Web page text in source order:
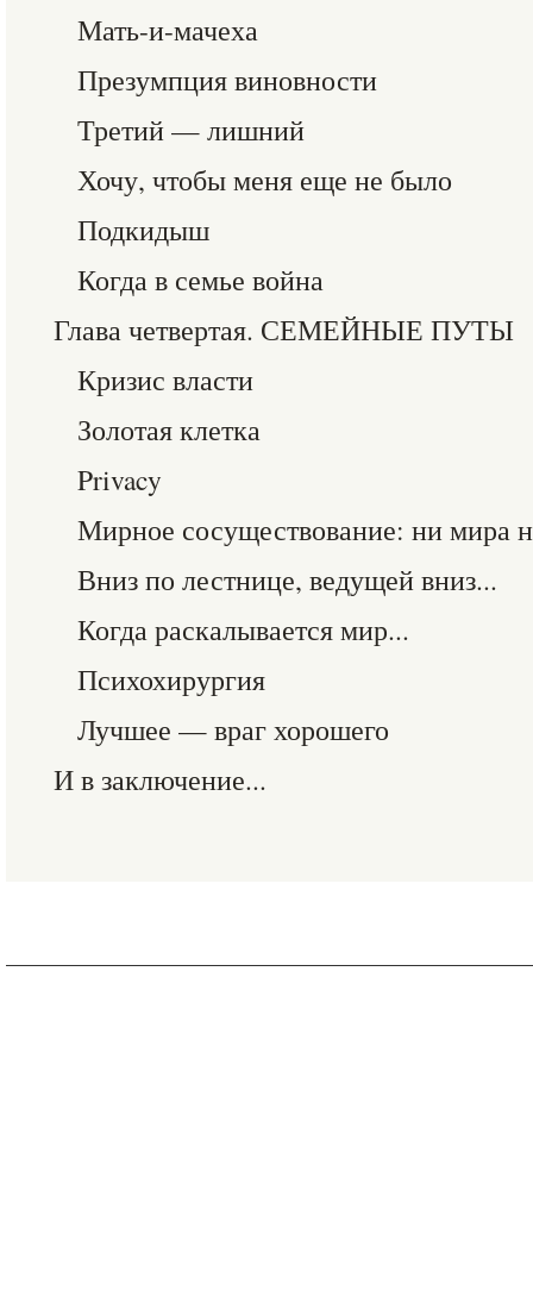
Мать-и-мачеха
Презумпция виновности
Третий — лишний
Хочу, чтобы меня еще не было
Подкидыш
Когда в семье война
Глава четвертая. СЕМЕЙНЫЕ ПУТЫ
Кризис власти
Золотая клетка
Privacy
Мирное сосуществование: ни мира
Вниз по лестнице, ведущей вниз...
Когда раскалывается мир...
Психохирургия
Лучшее — враг хорошего
И в заключение...